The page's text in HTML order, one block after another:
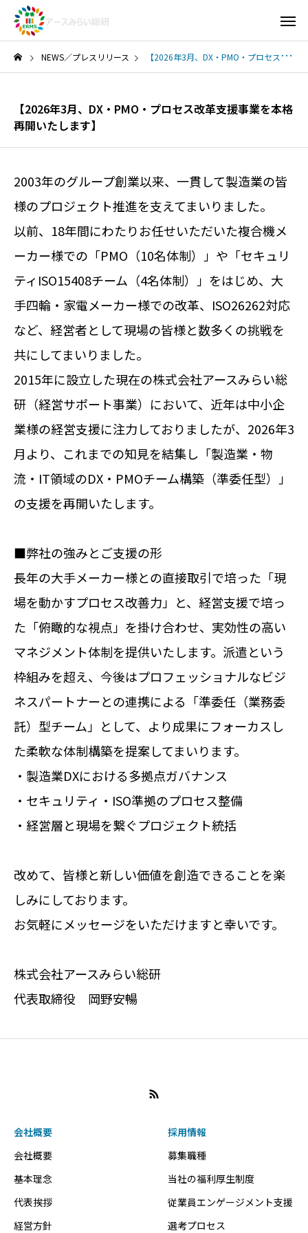
NEWS／プレスリリース 【2026年3月、DX・PMO・プロセス改革支援事業を本格再開いたします】
【2026年3月、DX・PMO・プロセス改革支援事業を本格
再開いたします】
2003年のグループ創業以来、一貫して製造業の皆
様のプロジェクト推進を支えてまいりました。
以前、18年間にわたりお任せいただいた複合機メ
ーカー様での「PMO（10名体制）」や「セキュリ
ティISO15408チーム（4名体制）」をはじめ、大
手四輪・家電メーカー様での改革、ISO26262対応
など、経営者として現場の皆様と数多くの挑戦を
共にしてまいりました。
2015年に設立した現在の株式会社アースみらい総
研（経営サポート事業）において、近年は中小企
業様の経営支援に注力しておりましたが、2026年3
月より、これまでの知見を結集し「製造業・物
流・IT領域のDX・PMOチーム構築（準委任型）」
の支援を再開いたします。
■弊社の強みとご支援の形
長年の大手メーカー様との直接取引で培った「現
場を動かすプロセス改善力」と、経営支援で培っ
た「俯瞰的な視点」を掛け合わせ、実効性の高い
マネジメント体制を提供いたします。派遣という
枠組みを超え、今後はプロフェッショナルなビジ
ネスパートナーとの連携による「準委任（業務委
託）型チーム」として、より成果にフォーカスし
た柔軟な体制構築を提案してまいります。
・製造業DXにおける多拠点ガバナンス
・セキュリティ・ISO準拠のプロセス整備
・経営層と現場を繋ぐプロジェクト統括
改めて、皆様と新しい価値を創造できることを楽
しみにしております。
お気軽にメッセージをいただけますと幸いです。
株式会社アースみらい総研
代表取締役 岡野安暢
会社概要
会社概要
基本理念
代表挨拶
経営方針
採用情報
募集職種
当社の福利厚生制度
従業員エンゲージメント支援
選考プロセス